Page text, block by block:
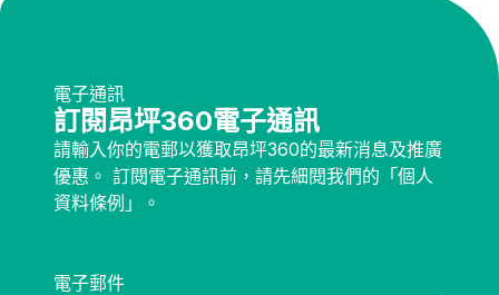
電子通訊
訂閱昂坪360電子通訊
請輸入你的電郵以獲取昂坪360的最新消息及推廣
優惠。 訂閱電子通訊前，請先細閱我們的「個人
資料條例」。
電子郵件